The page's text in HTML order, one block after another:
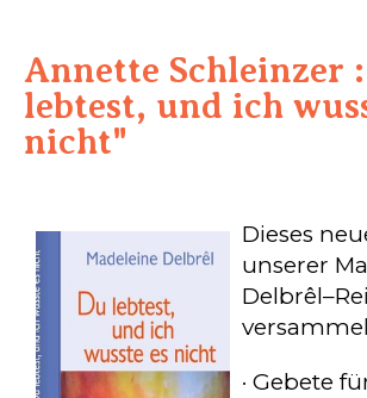
Annette Schleinzer
lebtest, und ich
nicht"
Dieses
unserer
· Gebete